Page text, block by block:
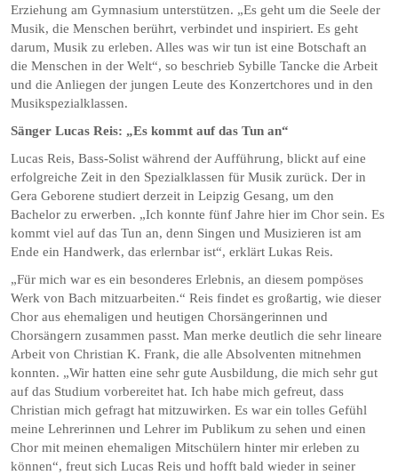
Erziehung am Gymnasium unterstützen. „Es geht um die Seele der
Musik, die Menschen berührt, verbindet und inspiriert. Es geht
darum, Musik zu erleben. Alles was wir tun ist eine Botschaft an
die Menschen in der Welt“, so beschrieb Sybille Tancke die Arbeit
und die Anliegen der jungen Leute des Konzertchores und in den
Musikspezialklassen.
Sänger Lucas Reis: „Es kommt auf das Tun an“
Lucas Reis, Bass-Solist während der Aufführung, blickt auf eine
erfolgreiche Zeit in den Spezialklassen für Musik zurück. Der in
Gera Geborene studiert derzeit in Leipzig Gesang, um den
Bachelor zu erwerben. „Ich konnte fünf Jahre hier im Chor sein. Es
kommt viel auf das Tun an, denn Singen und Musizieren ist am
Ende ein Handwerk, das erlernbar ist“, erklärt Lukas Reis.
„Für mich war es ein besonderes Erlebnis, an diesem pompöses
Werk von Bach mitzuarbeiten.“ Reis findet es großartig, wie dieser
Chor aus ehemaligen und heutigen Chorsängerinnen und
Chorsängern zusammen passt. Man merke deutlich die sehr lineare
Arbeit von Christian K. Frank, die alle Absolventen mitnehmen
konnten. „Wir hatten eine sehr gute Ausbildung, die mich sehr gut
auf das Studium vorbereitet hat. Ich habe mich gefreut, dass
Christian mich gefragt hat mitzuwirken. Es war ein tolles Gefühl
meine Lehrerinnen und Lehrer im Publikum zu sehen und einen
Chor mit meinen ehemaligen Mitschülern hinter mir erleben zu
können“, freut sich Lucas Reis und hofft bald wieder in seiner